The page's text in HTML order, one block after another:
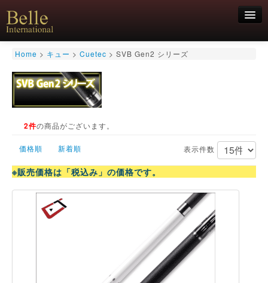
新規会員登録
ログイン
キュー
キュー用途別
キューケース
特価商品
お気軽にお問合せくださいませ！
Home > キュー > Cuetec > SVB Gen2 シリーズ
2件の商品がございます。
価格順 新着順 表示件数
※販売価格は「税込み」の価格です。